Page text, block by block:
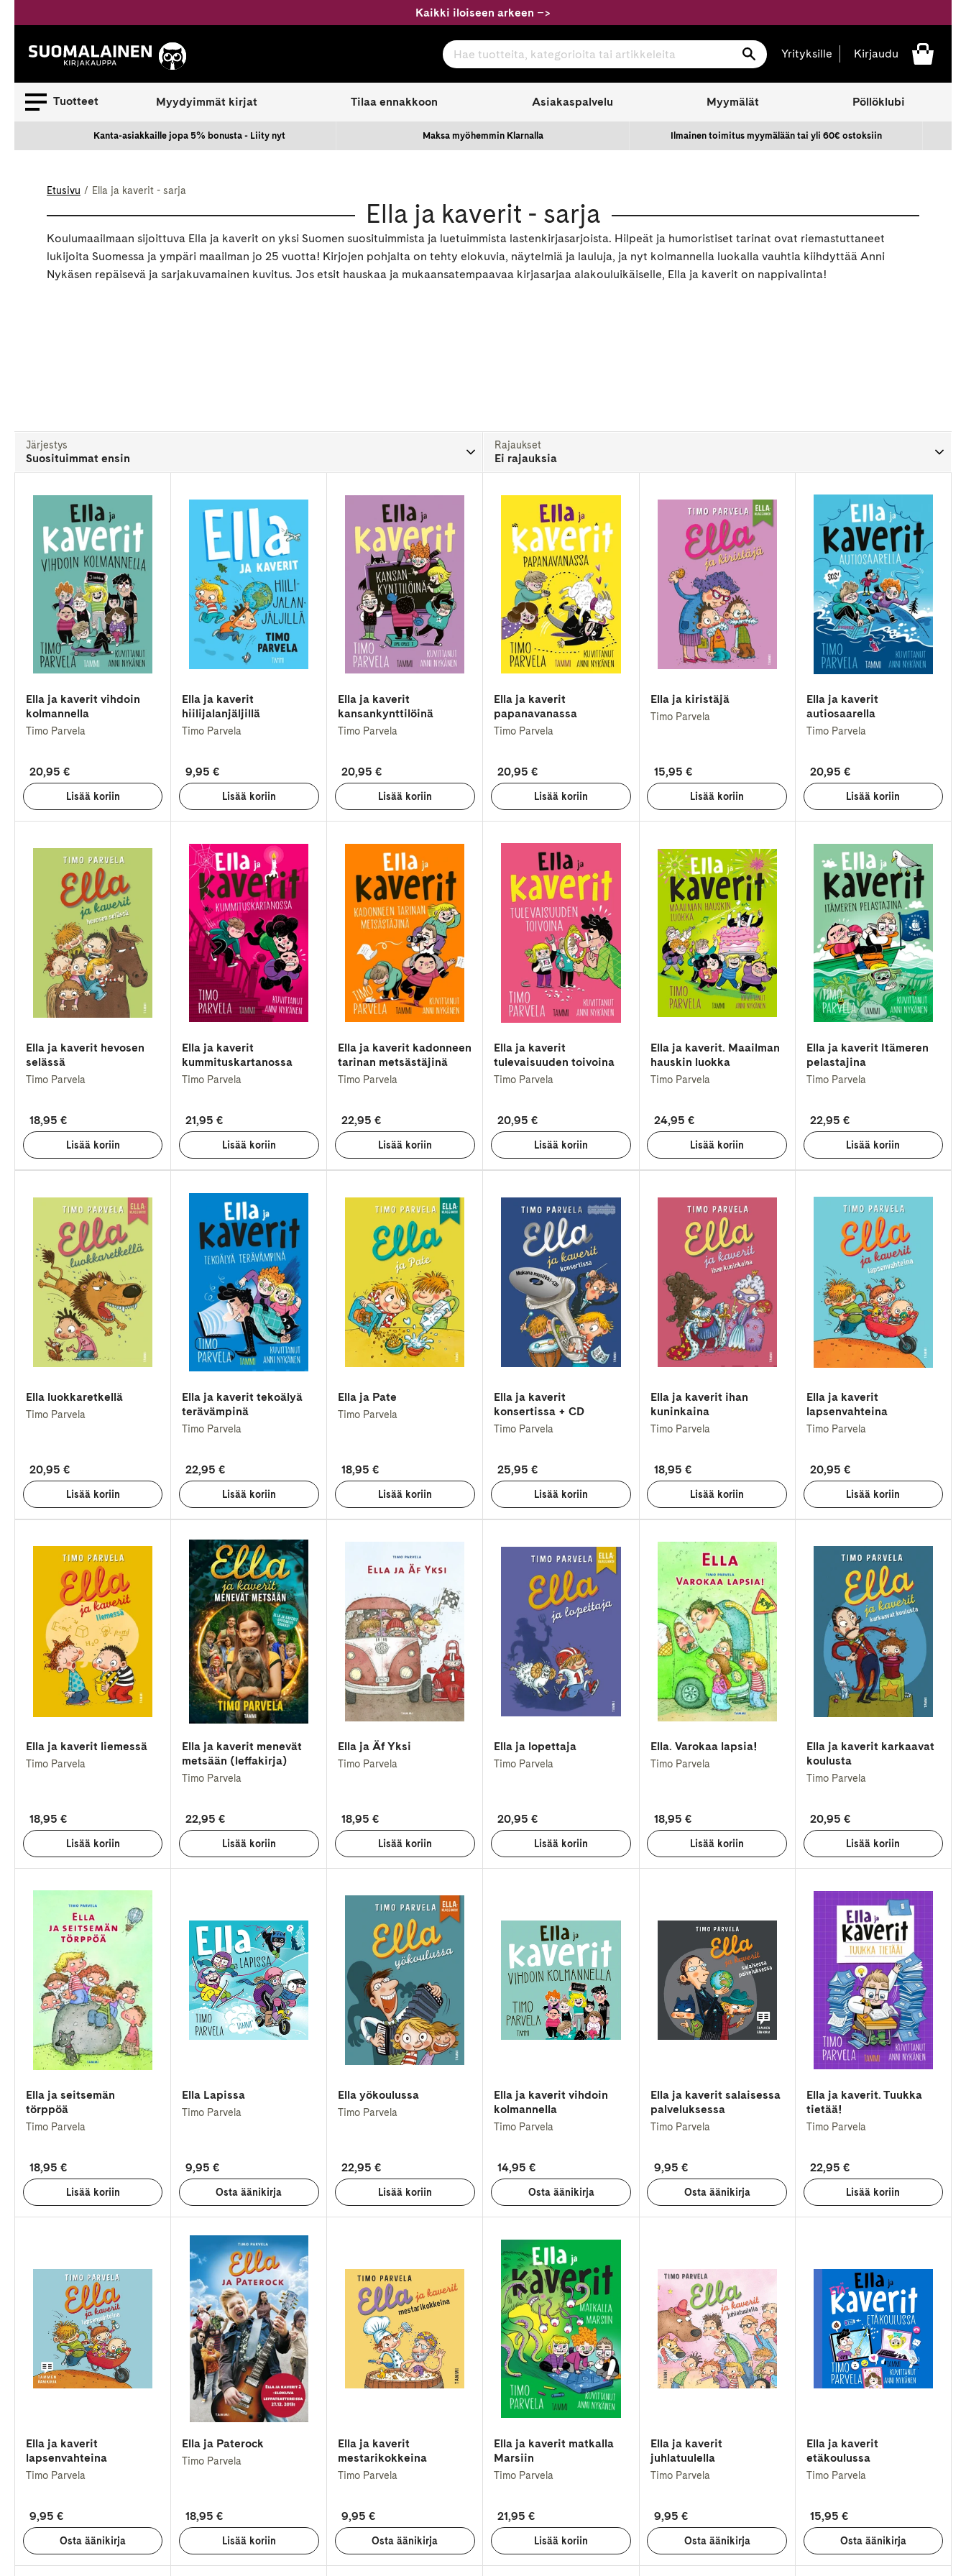
sisältöön
Kaikki iloiseen arkeen –>
Suomalainen.com Hae tuotteita, kategorioita tai artikkeleita
Hae Yrityksille Kirjaudu
Tuotteet Myydyimmät kirjat Tilaa ennakkoon Asiakaspalvelu Myymälät Pöllöklubi
Kanta-asiakkaille jopa 5% bonusta - Liity nyt Maksa myöhemmin Klarnalla Ilmainen toimitus myymälään tai yli 60€ ostoksiin
Etusivu Ella ja kaverit - sarja
Ella ja kaverit - sarja
Koulumaailmaan sijoittuva Ella ja kaverit on yksi Suomen suosituimmista ja luetuimmista lastenkirjasarjoista. Hilpeät ja humoristiset tarinat ovat riemastuttaneet
lukijoita Suomessa ja ympäri maailman jo 25 vuotta! Kirjojen pohjalta on tehty elokuvia, näytelmiä ja lauluja, ja nyt kolmannella luokalla vauhtia kiihdyttää Anni
Nykäsen repäisevä ja sarjakuvamainen kuvitus. Jos etsit hauskaa ja mukaansatempaavaa kirjasarjaa alakouluikäiselle, Ella ja kaverit on nappivalinta!
Järjestys
Suosituimmat ensin
Rajaukset
Ei rajauksia
Ella ja kaverit vihdoin
kolmannella
Timo Parvela
20,95 €
Ella ja kaverit
hiilijalanjäljillä
Timo Parvela
9,95 €
Ella ja kaverit
kansankynttilöinä
Timo Parvela
20,95 €
Ella ja kaverit
papanavanassa
Timo Parvela
20,95 €
Ella ja kiristäjä
Timo Parvela
15,95 €
Ella ja kaverit
autiosaarella
Timo Parvela
20,95 €
Ella ja kaverit hevosen
selässä
Timo Parvela
18,95 €
Ella ja kaverit
kummituskartanossa
Timo Parvela
21,95 €
Ella ja kaverit kadonneen
tarinan metsästäjinä
Timo Parvela
22,95 €
Ella ja kaverit
tulevaisuuden toivoina
Timo Parvela
20,95 €
Ella ja kaverit. Maailman
hauskin luokka
Timo Parvela
24,95 €
Ella ja kaverit Itämeren
pelastajina
Timo Parvela
22,95 €
Ella luokkaretkellä
Timo Parvela
20,95 €
Ella ja kaverit tekoälyä
terävämpinä
Timo Parvela
22,95 €
Ella ja Pate
Timo Parvela
18,95 €
Ella ja kaverit
konsertissa + CD
Timo Parvela
25,95 €
Ella ja kaverit ihan
kuninkaina
Timo Parvela
18,95 €
Ella ja kaverit
lapsenvahteina
Timo Parvela
20,95 €
Ella ja kaverit liemessä
Timo Parvela
18,95 €
Ella ja kaverit menevät
metsään (leffakirja)
Timo Parvela
22,95 €
Ella ja Äf Yksi
Timo Parvela
18,95 €
Ella ja lopettaja
Timo Parvela
20,95 €
Ella. Varokaa lapsia!
Timo Parvela
18,95 €
Ella ja kaverit karkaavat
koulusta
Timo Parvela
20,95 €
Ella ja seitsemän
törppöä
Timo Parvela
18,95 €
Ella Lapissa
Timo Parvela
9,95 €
Ella yökoulussa
Timo Parvela
22,95 €
Ella ja kaverit vihdoin
kolmannella
Timo Parvela
14,95 €
Ella ja kaverit salaisessa
palveluksessa
Timo Parvela
9,95 €
Ella ja kaverit. Tuukka
tietää!
Timo Parvela
22,95 €
Ella ja kaverit
lapsenvahteina
Timo Parvela
9,95 €
Ella ja Paterock
Timo Parvela
18,95 €
Ella ja kaverit
mestarikokkeina
Timo Parvela
9,95 €
Ella ja kaverit matkalla
Marsiin
Timo Parvela
21,95 €
Ella ja kaverit
juhlatuulella
Timo Parvela
9,95 €
Ella ja kaverit
etäkoulussa
Timo Parvela
15,95 €